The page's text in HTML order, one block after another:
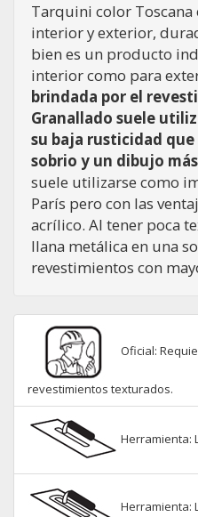
Tarquini color
interior y exterior,
bien es un producto
interior como para
brindada por el
Granallado suele
su baja rusticidad
sobrio y un dibujo
suele utilizarse como
París pero con las
acrílico. Al tener poca
llana metálica en una
revestimientos con
Oficial:
revestimientos texturados.
Herramienta:
Herramienta: